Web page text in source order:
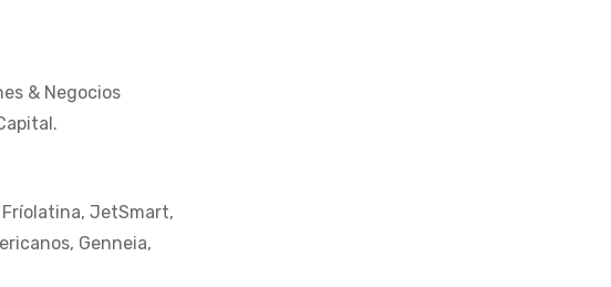
& Negocios
Fríolatina, JetSmart,
Genneia,